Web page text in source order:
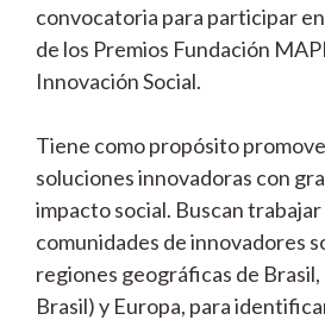
convocatoria para participar
de los Premios Fundación
Innovación Social.
Tiene como propósito
soluciones innovadoras con
impacto social. Buscan trabajar
comunidades de innovadores
regiones geográficas de
Brasil) y Europa, para